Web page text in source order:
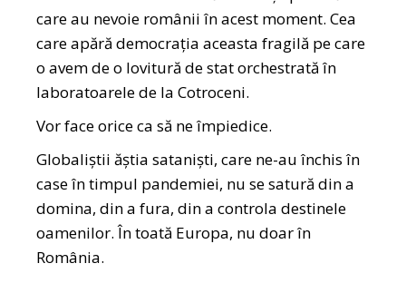
care au nevoie românii în acest moment. Cea
care apără democrația aceasta fragilă pe care
o avem de o lovitură de stat orchestrată în
laboratoarele de la Cotroceni.
Vor face orice ca să ne împiedice.
Globaliștii ăștia sataniști, care ne-au închis în
case în timpul pandemiei, nu se satură din a
domina, din a fura, din a controla destinele
oamenilor. În toată Europa, nu doar în
România.